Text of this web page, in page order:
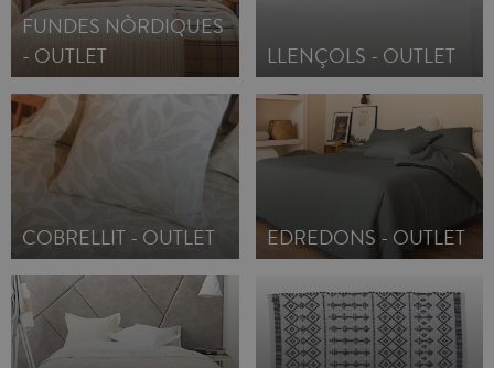
FUNDES NÒRDIQUES
- OUTLET
LLENÇOLS - OUTLET
COBRELLIT - OUTLET EDREDONS - OUTLET